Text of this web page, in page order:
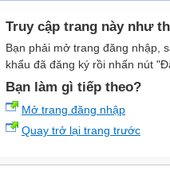
Truy cập trang này như
Bạn phải mở trang đăng nhập,
khẩu đã đăng ký rồi nhấn nút
Bạn làm gì tiếp theo?
Mở trang đăng nhập
Quay trở lại trang trước